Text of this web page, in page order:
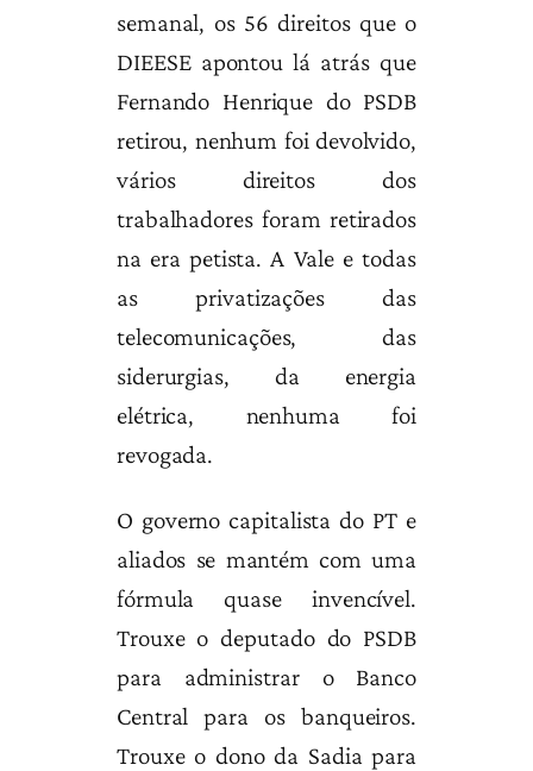
semanal, os 56 direitos que o
DIEESE apontou lá atrás que
Fernando Henrique do PSDB
retirou, nenhum foi devolvido,
vários direitos dos
trabalhadores foram retirados
na era petista. A Vale e todas
as privatizações das
telecomunicações, das
siderurgias, da energia
elétrica, nenhuma foi
revogada.
O governo capitalista do PT e
aliados se mantém com uma
fórmula quase invencível.
Trouxe o deputado do PSDB
para administrar o Banco
Central para os banqueiros.
Trouxe o dono da Sadia para